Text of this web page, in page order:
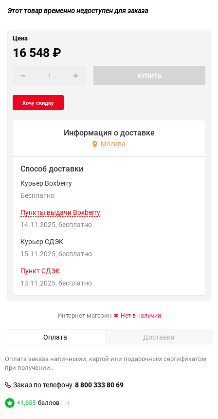
Этот товар временно недоступен для заказа
Цена
16 548₽
КУПИТЬ
Информация о доставке
Москва
Способ доставки
Курьер Boxberry
Бесплатно
Пункты выдачи Boxberry
14.11.2025
Бесплатно
Курьер СДЭК
15.11.2025
Бесплатно
Пункт СДЭК
13.11.2025
Бесплатно
Интернет магазин Нет в наличии
Оплата Доставка
Оплата заказа наличными, картой или подарочным сертификатом
при получении..
Заказ по телефону 8 800 333 80 69
+1,655 баллов ?